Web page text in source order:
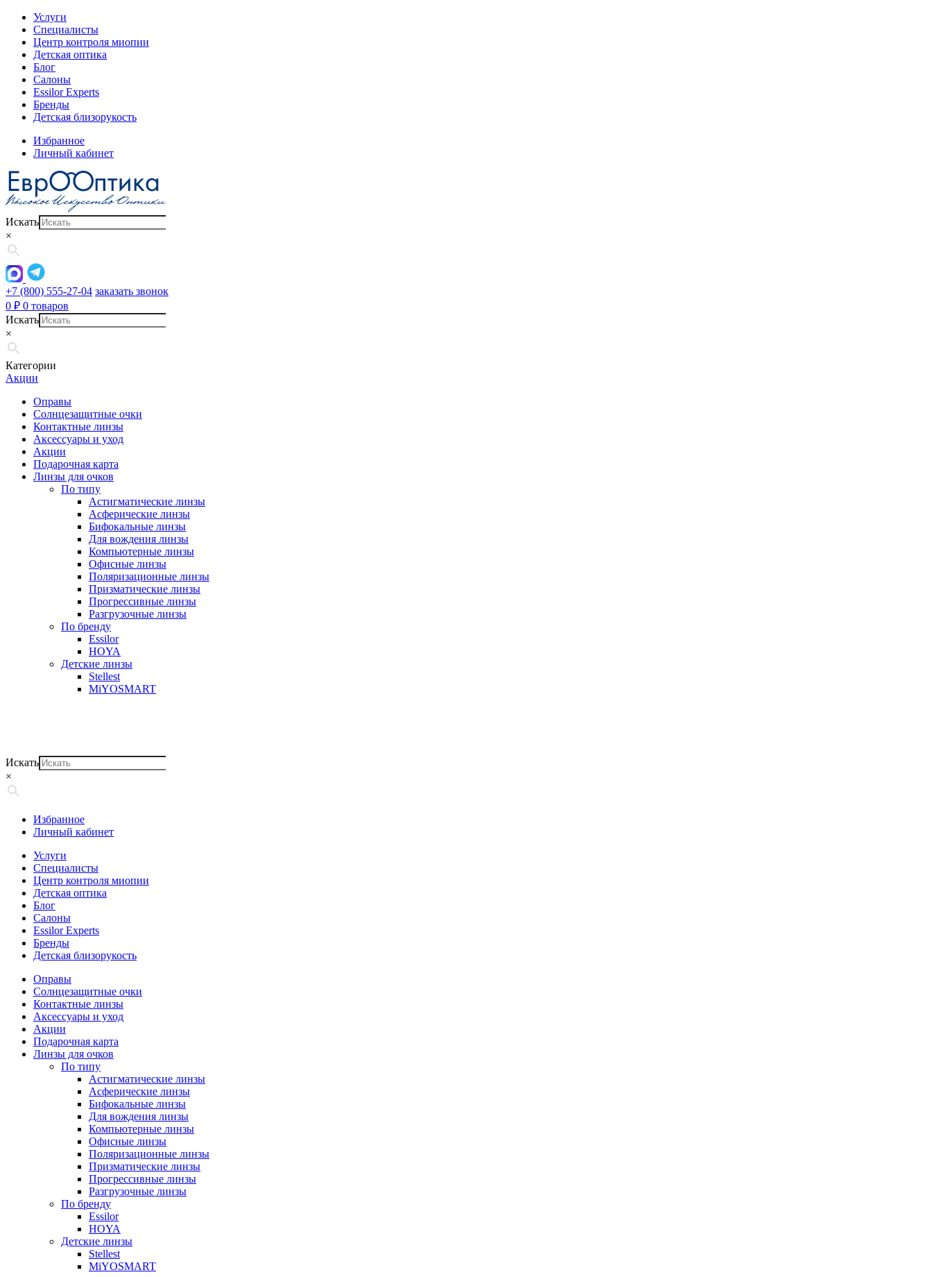
Услуги
Специалисты
Центр контроля миопии
Детская оптика
Блог
Салоны
Essilor Experts
Бренды
Детская близорукость
Избранное
Личный кабинет
Искать
×
+7 (800) 555-27-04 заказать звонок
0 ₽ 0 товаров
Искать
×
Категории
Акции
Оправы
Солнцезащитные очки
Контактные линзы
Аксессуары и уход
Акции
Подарочная карта
Линзы для очков
По типу
Астигматические линзы
Асферические линзы
Бифокальные линзы
Для вождения линзы
Компьютерные линзы
Офисные линзы
Поляризационные линзы
Призматические линзы
Прогрессивные линзы
Разгрузочные линзы
По бренду
Essilor
HOYA
Детские линзы
Stellest
MiYOSMART
Искать
×
Избранное
Личный кабинет
Услуги
Специалисты
Центр контроля миопии
Детская оптика
Блог
Салоны
Essilor Experts
Бренды
Детская близорукость
Оправы
Солнцезащитные очки
Контактные линзы
Аксессуары и уход
Акции
Подарочная карта
Линзы для очков
По типу
Астигматические линзы
Асферические линзы
Бифокальные линзы
Для вождения линзы
Компьютерные линзы
Офисные линзы
Поляризационные линзы
Призматические линзы
Прогрессивные линзы
Разгрузочные линзы
По бренду
Essilor
HOYA
Детские линзы
Stellest
MiYOSMART